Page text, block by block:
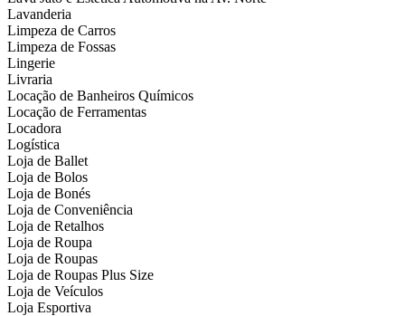
Lavanderia
Limpeza de Carros
Limpeza de Fossas
Lingerie
Livraria
Locação de Banheiros Químicos
Locação de Ferramentas
Locadora
Logística
Loja de Ballet
Loja de Bolos
Loja de Bonés
Loja de Conveniência
Loja de Retalhos
Loja de Roupa
Loja de Roupas
Loja de Roupas Plus Size
Loja de Veículos
Loja Esportiva